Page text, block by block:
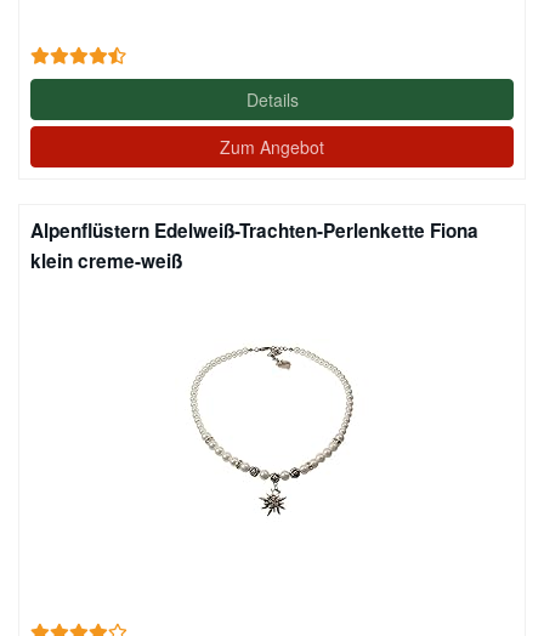
Details
Zum Angebot
Alpenflüstern Edelweiß-Trachten-Perlenkette Fiona
klein creme-weiß